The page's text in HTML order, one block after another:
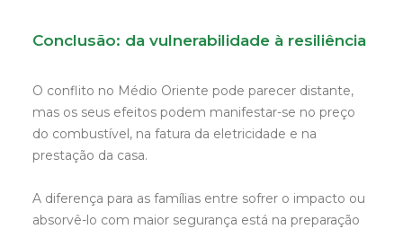
Conclusão: da vulnerabilidade à resiliência
O conflito no Médio Oriente pode parecer distante,
mas os seus efeitos podem manifestar-se no preço
do combustível, na fatura da eletricidade e na
prestação da casa.
A diferença para as famílias entre sofrer o impacto ou
absorvê-lo com maior segurança está na preparação